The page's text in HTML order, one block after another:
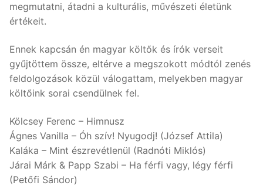
megmutatni, átadni a kulturális, művészeti életünk
értékeit.
Ennek kapcsán én magyar költők és írók verseit
gyűjtöttem össze, eltérve a megszokott módtól zenés
feldolgozások közül válogattam, melyekben magyar
költőink sorai csendülnek fel.
Kölcsey Ferenc – Himnusz
Ágnes Vanilla – Óh szív! Nyugodj! (József Attila)
Kaláka – Mint észrevétlenül (Radnóti Miklós)
Járai Márk & Papp Szabi – Ha férfi vagy, légy férfi
(Petőfi Sándor)